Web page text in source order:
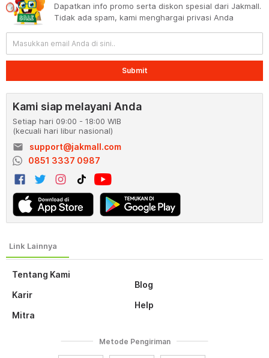
Tentang Kami
Karir
Mitra
Blog
Help
Dapatkan info promo serta diskon spesial dari Jakmall.
Tidak ada spam, kami menghargai privasi Anda
Submit
Kami siap melayani Anda
Setiap hari 09:00 - 18:00 WIB
(kecuali hari libur nasional)
email
support@jakmall.com
0851 3337 0987
Metode Pengiriman